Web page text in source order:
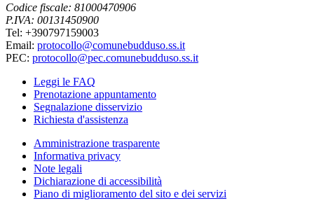
Codice fiscale: 81000470906
P.IVA: 00131450900
Tel: +390797159003
Email: protocollo@comunebudduso.ss.it
PEC: protocollo@pec.comunebudduso.ss.it
Leggi le FAQ
Prenotazione appuntamento
Segnalazione disservizio
Richiesta d'assistenza
Amministrazione trasparente
Informativa privacy
Note legali
Dichiarazione di accessibilità
Piano di miglioramento del sito e dei servizi